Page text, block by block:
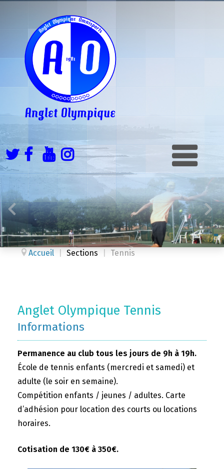
Accueil Sections Tennis
Anglet Olympique Tennis
Informations
Permanence au club tous les jours de 9h à 19h.
École de tennis enfants (mercredi et samedi) et
adulte (le soir en semaine).
Compétition enfants / jeunes / adultes. Carte
d’adhésion pour location des courts ou locations
horaires.
Cotisation de 130€ à 350€.